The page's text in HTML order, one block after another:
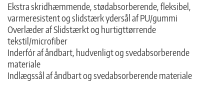
Ekstra skridhæmmende, stødabsorberende, fleksibel,
varmeresistent og slidstærk ydersål af PU/gummi
Overlæder af Slidstærkt og hurtigttørrende
tekstil/microfiber
Inderfór af åndbart, hudvenligt og svedabsorberende
materiale
Indlægssål af åndbart og svedabsorberende materiale